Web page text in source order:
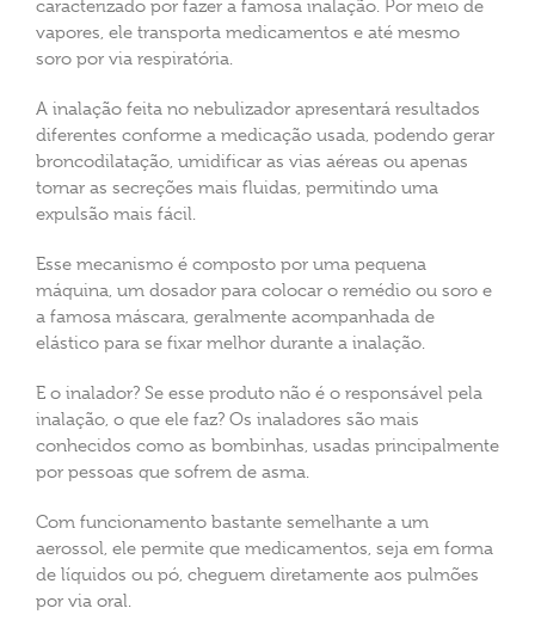
caracterizado por fazer a famosa inalação. Por meio de
vapores, ele transporta medicamentos e até mesmo
soro por via respiratória.
A inalação feita no nebulizador apresentará resultados
diferentes conforme a medicação usada, podendo gerar
broncodilatação, umidificar as vias aéreas ou apenas
tornar as secreções mais fluidas, permitindo uma
expulsão mais fácil.
Esse mecanismo é composto por uma pequena
máquina, um dosador para colocar o remédio ou soro e
a famosa máscara, geralmente acompanhada de
elástico para se fixar melhor durante a inalação.
E o inalador? Se esse produto não é o responsável pela
inalação, o que ele faz? Os inaladores são mais
conhecidos como as bombinhas, usadas principalmente
por pessoas que sofrem de asma.
Com funcionamento bastante semelhante a um
aerossol, ele permite que medicamentos, seja em forma
de líquidos ou pó, cheguem diretamente aos pulmões
por via oral.